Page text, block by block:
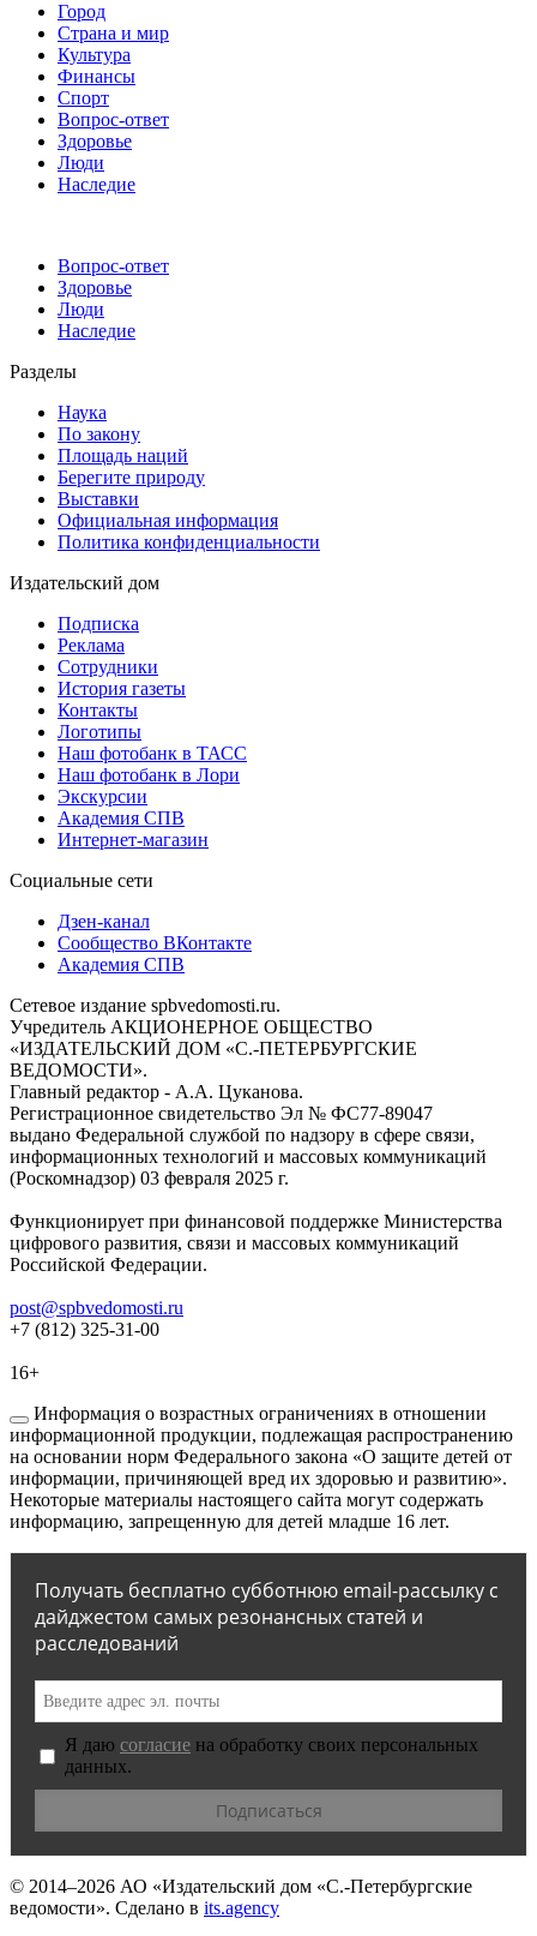
Город
Страна и мир
Культура
Финансы
Спорт
Вопрос-ответ
Здоровье
Люди
Наследие
Вопрос-ответ
Здоровье
Люди
Наследие
Разделы
Наука
По закону
Площадь наций
Берегите природу
Выставки
Официальная информация
Политика конфиденциальности
Издательский дом
Подписка
Реклама
Сотрудники
История газеты
Контакты
Логотипы
Наш фотобанк в ТАСС
Наш фотобанк в Лори
Экскурсии
Академия СПВ
Интернет-магазин
Социальные сети
Дзен-канал
Сообщество ВКонтакте
Академия СПВ
Сетевое издание spbvedomosti.ru.
Учредитель АКЦИОНЕРНОЕ ОБЩЕСТВО
«ИЗДАТЕЛЬСКИЙ ДОМ «С.-ПЕТЕРБУРГСКИЕ
ВЕДОМОСТИ».
Главный редактор - А.А. Цуканова.
Регистрационное свидетельство Эл № ФС77-89047
выдано Федеральной службой по надзору в сфере связи,
информационных технологий и массовых коммуникаций
(Роскомнадзор) 03 февраля 2025 г.
Функционирует при финансовой поддержке Министерства
цифрового развития, связи и массовых коммуникаций
Российской Федерации.
post@spbvedomosti.ru
+7 (812) 325-31-00
16+
Информация о возрастных ограничениях в отношении
информационной продукции, подлежащая распространению
на основании норм Федерального закона «О защите детей от
информации, причиняющей вред их здоровью и развитию».
Некоторые материалы настоящего сайта могут содержать
информацию, запрещенную для детей младше 16 лет.
Получать бесплатно субботнюю email-рассылку с
дайджестом самых резонансных статей и
расследований
Я даю согласие на обработку своих персональных
данных.
© 2014–2026 АО «Издательский дом «С.-Петербургские
ведомости». Сделано в its.agency